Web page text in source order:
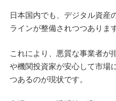
日本国内でも、デジタル資産
ラインが整備されつつあります
これにより、悪質な事業者が
や機関投資家が安心して市場
つあるのが現状です。